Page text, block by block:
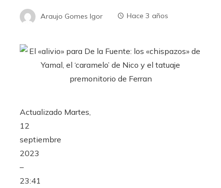
Araujo Gomes Igor Hace 3 años
Actualizado Martes,
12
septiembre
2023
–
23:41